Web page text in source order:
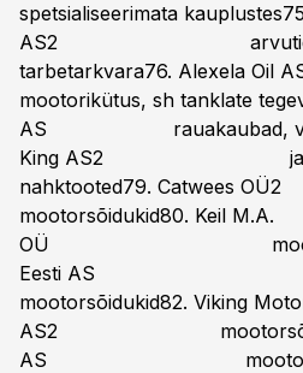
spetsialiseerimata
AS2 arvutid,
tarbetarkvara76.
mootorikütus, sh tanklate
AS rauakaubad, värvid
King AS2
nahktooted79.
mootorsõidukid80. Keil M.A.
OÜ
Eesti AS
mootorsõidukid82. Viking
AS2
AS